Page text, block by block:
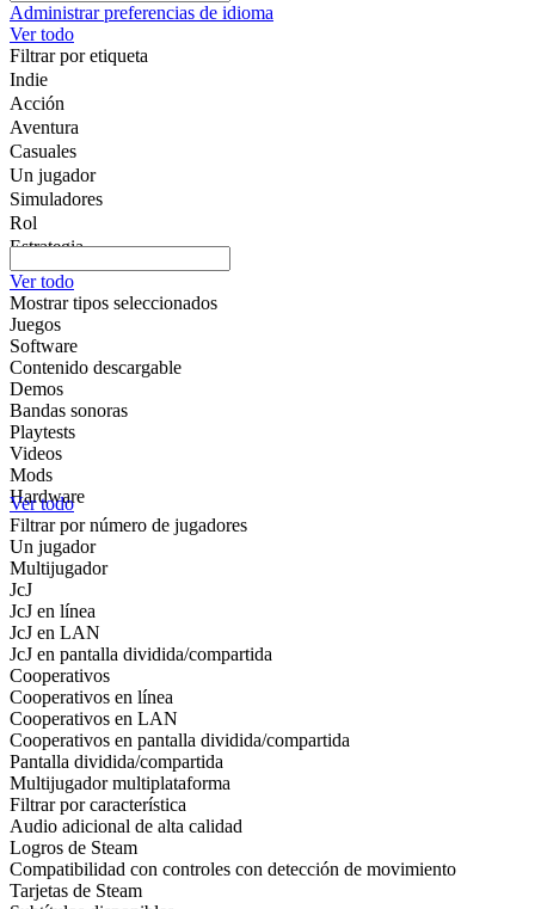
Húngaro
Holandés
Noruego
Polaco
Portugués - Portugal
Portugués - Brasil
Rumano
Ruso
Finés
Sueco
Turco
Vietnamita
Ucraniano
Afrikáans
Albanés
Amhárico
Armenio
Asamés
Azerí
Bengalí
Euskera
Bielorruso
Bosnio
Catalán
Cheroqui
Croata
Darí
Estonio
Filipino
Gallego
Georgiano
Guyaratí
Punyabí (Gurmují)
Hausa
Hebreo
Hindi
Islandés
Igbo
Irlandés
Canarés
Kazajo
Jemer
Administrar preferencias de idioma
Ver todo
Filtrar por etiqueta
Indie
Acción
Aventura
Casuales
Un jugador
Simuladores
Rol
Estrategia
2D
Acceso anticipado
3D
Free to Play
Atmosféricos
Buena trama
Coloridos
Exploración
Fantasía
Multijugador
Adorables
Pixelados
Lucha
Primera persona
Rompecabezas
Relajación
Acción y aventura
Estilizados
Divertidos
Arcade
Con controles
Anime
Terror
JcE (PvE)
Ciencia ficción
Cooperativos
Deportes
Ver todo
Mostrar tipos seleccionados
Juegos
Software
Contenido descargable
Demos
Bandas sonoras
Playtests
Videos
Mods
Hardware
Ver todo
Filtrar por número de jugadores
Un jugador
Multijugador
JcJ
JcJ en línea
JcJ en LAN
JcJ en pantalla dividida/compartida
Cooperativos
Cooperativos en línea
Cooperativos en LAN
Cooperativos en pantalla dividida/compartida
Pantalla dividida/compartida
Multijugador multiplataforma
Filtrar por característica
Audio adicional de alta calidad
Logros de Steam
Compatibilidad con controles con detección de movimiento
Tarjetas de Steam